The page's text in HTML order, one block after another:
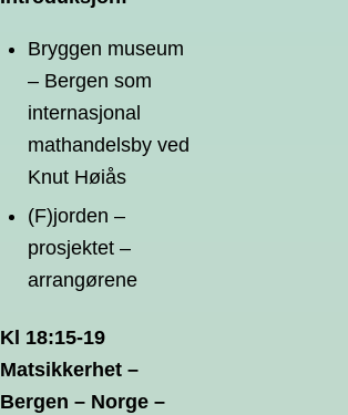
Bryggen museum
– Bergen som
internasjonal
mathandelsby ved
Knut Høiås
(F)jorden –
prosjektet –
arrangørene
Kl 18:15-19
Matsikkerhet –
Bergen – Norge –